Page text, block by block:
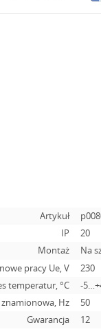
Artykuł
IP
20
Montaż
Na
pracy Ue, V
230
temperatur, °C
-
Hz
50
Gwarancja
12